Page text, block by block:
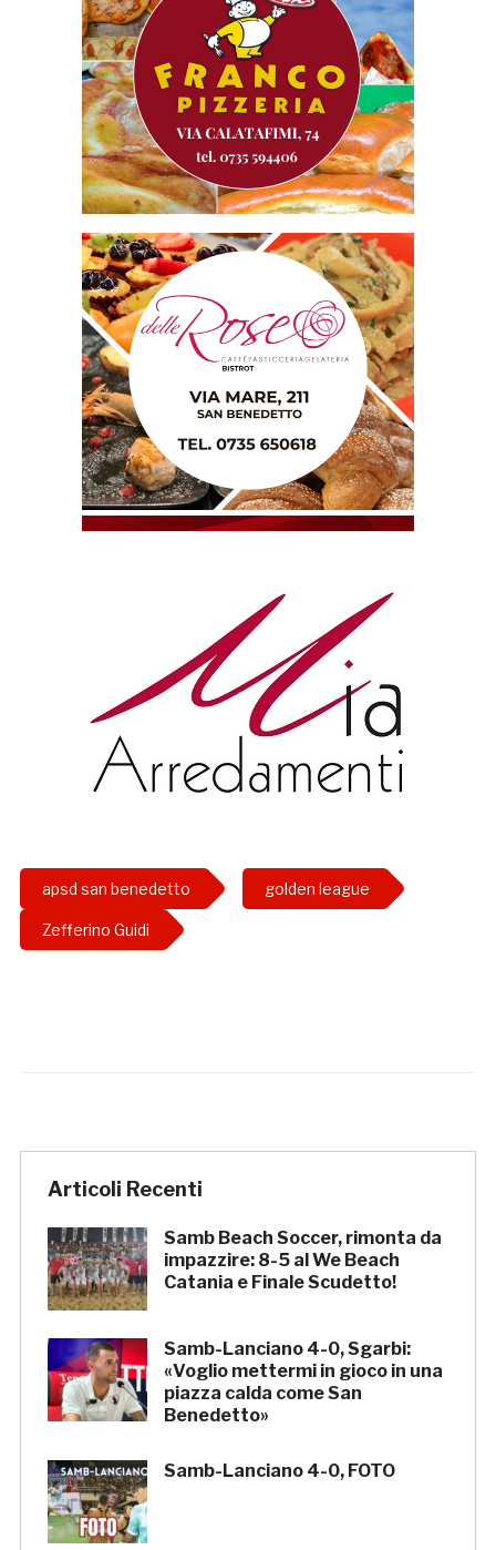
apsd san benedetto golden league
Zefferino Guidi
Articoli Recenti
Samb Beach Soccer, rimonta da
impazzire: 8-5 al We Beach
Catania e Finale Scudetto!
Samb-Lanciano 4-0, Sgarbi:
«Voglio mettermi in gioco in una
piazza calda come San
Benedetto»
Samb-Lanciano 4-0, FOTO